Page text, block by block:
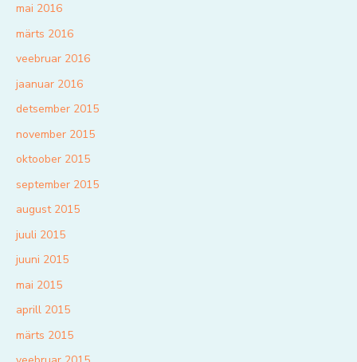
mai 2016
märts 2016
veebruar 2016
jaanuar 2016
detsember 2015
november 2015
oktoober 2015
september 2015
august 2015
juuli 2015
juuni 2015
mai 2015
aprill 2015
märts 2015